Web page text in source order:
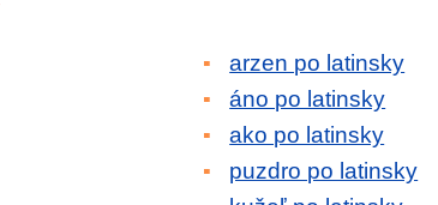
arzen po latinsky
áno po latinsky
ako po latinsky
puzdro po latinsky